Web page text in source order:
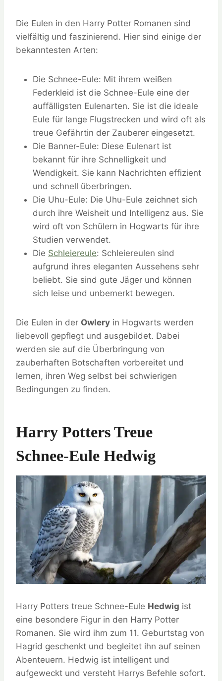
Die Eulen in den Harry Potter Romanen sind
vielfältig und faszinierend. Hier sind einige der
bekanntesten Arten:
Die Schnee-Eule: Mit ihrem weißen
Federkleid ist die Schnee-Eule eine der
auffälligsten Eulenarten. Sie ist die ideale
Eule für lange Flugstrecken und wird oft als
treue Gefährtin der Zauberer eingesetzt.
Die Banner-Eule: Diese Eulenart ist
bekannt für ihre Schnelligkeit und
Wendigkeit. Sie kann Nachrichten effizient
und schnell überbringen.
Die Uhu-Eule: Die Uhu-Eule zeichnet sich
durch ihre Weisheit und Intelligenz aus. Sie
wird oft von Schülern in Hogwarts für ihre
Studien verwendet.
Die Schleiereule: Schleiereulen sind
aufgrund ihres eleganten Aussehens sehr
beliebt. Sie sind gute Jäger und können
sich leise und unbemerkt bewegen.
Die Eulen in der Owlery in Hogwarts werden
liebevoll gepflegt und ausgebildet. Dabei
werden sie auf die Überbringung von
zauberhaften Botschaften vorbereitet und
lernen, ihren Weg selbst bei schwierigen
Bedingungen zu finden.
Harry Potters Treue
Schnee-Eule Hedwig
Harry Potters treue Schnee-Eule Hedwig ist
eine besondere Figur in den Harry Potter
Romanen. Sie wird ihm zum 11. Geburtstag von
Hagrid geschenkt und begleitet ihn auf seinen
Abenteuern. Hedwig ist intelligent und
aufgeweckt und versteht Harrys Befehle sofort.